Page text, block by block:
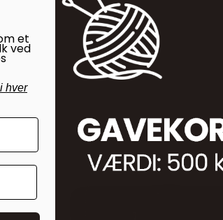
et
ved
hver